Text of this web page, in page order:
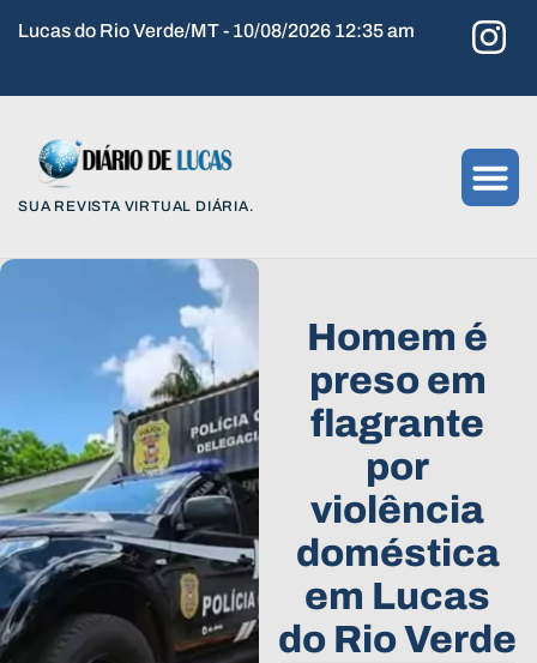
Lucas do Rio Verde/MT - 10/08/2026 12:35 am
SUA REVISTA VIRTUAL DIÁRIA.
Homem é
preso em
flagrante
por
violência
doméstica
em Lucas
do Rio Verde